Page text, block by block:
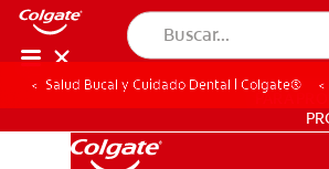
PARA
Salud Bucal y Cuidado Dental | Colgate®